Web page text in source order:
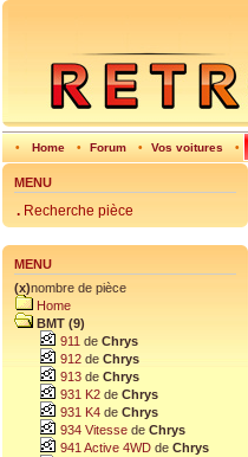
• Home • Forum • Vos voitures •
MENU
. Recherche pièce
MENU
(x)nombre de pièce
Home
BMT (9)
911 de Chrys
912 de Chrys
913 de Chrys
931 K2 de Chrys
931 K4 de Chrys
934 Vitesse de Chrys
941 Active 4WD de Chrys